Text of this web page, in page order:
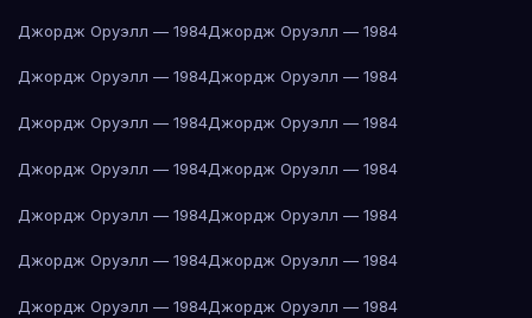
Джордж Оруэлл — 1984Джордж Оруэлл — 1984
Джордж Оруэлл — 1984Джордж Оруэлл — 1984
Джордж Оруэлл — 1984Джордж Оруэлл — 1984
Джордж Оруэлл — 1984Джордж Оруэлл — 1984
Джордж Оруэлл — 1984Джордж Оруэлл — 1984
Джордж Оруэлл — 1984Джордж Оруэлл — 1984
Джордж Оруэлл — 1984Джордж Оруэлл — 1984